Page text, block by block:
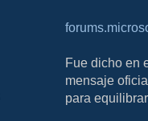
Fue dicho en
mensaje
para